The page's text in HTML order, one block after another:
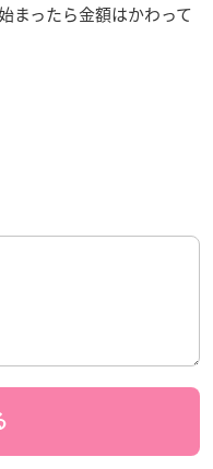
まったら金額はかわって